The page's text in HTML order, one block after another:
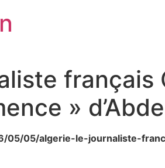
français
»
05/05/algerie-le-journaliste-